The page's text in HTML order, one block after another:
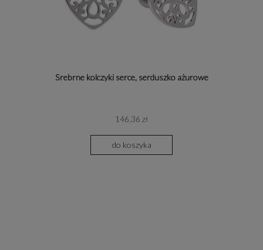
Srebrne kolczyki serce, serduszko ażurowe
146,36 zł
do koszyka